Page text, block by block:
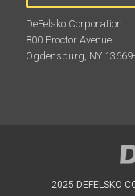
DeFelsko Corporation
800 Proctor Avenue
Ogdensburg, NY
2025 DEFELSKO